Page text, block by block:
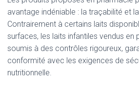
avantage indéniable : la traçabilité et
Contrairement à certains laits
surfaces, les laits infantiles vendus en
soumis à des contrôles rigoureux,
conformité avec les exigences de
nutritionnelle.